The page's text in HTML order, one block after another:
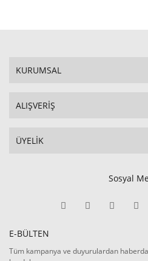
KURUMSAL
ALIŞVERİŞ
ÜYELİK
Sosyal
E-BÜLTEN
Tüm kampanya ve duyurulardan